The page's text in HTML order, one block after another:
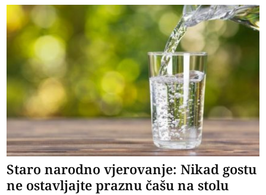
Staro narodno vjerovanje: Nikad gostu
ne ostavljajte praznu čašu na stolu